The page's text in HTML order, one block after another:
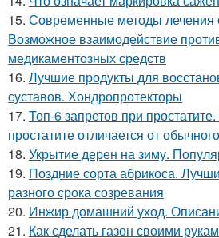
15. Современные методы лечения
Возможное взаимодействие
медикаментозных средств
16. Лучшие продукты для
суставов. Хондропротекторы
17. Топ-6 запретов при
простатите отличается от
18. Укрытие дерен на зиму.
19. Поздние сорта абрикоса.
разного срока созревания
20. Инжир домашний уход.
21. Как сделать газон своими